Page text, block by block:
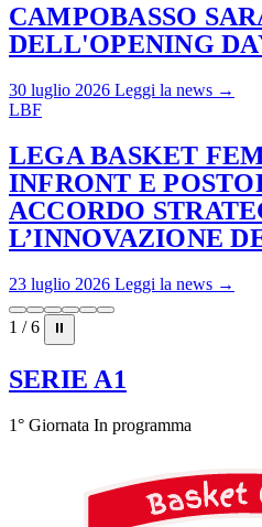
CAMPOBASSO
DELL'OPENING
30 luglio 2026 Leggi la news →
LBF
LEGA BASKET
INFRONT E
ACCORDO
L’INNOVAZIONE
23 luglio 2026 Leggi la news →
1 / 6 ⏸
SERIE A1
1° Giornata In programma